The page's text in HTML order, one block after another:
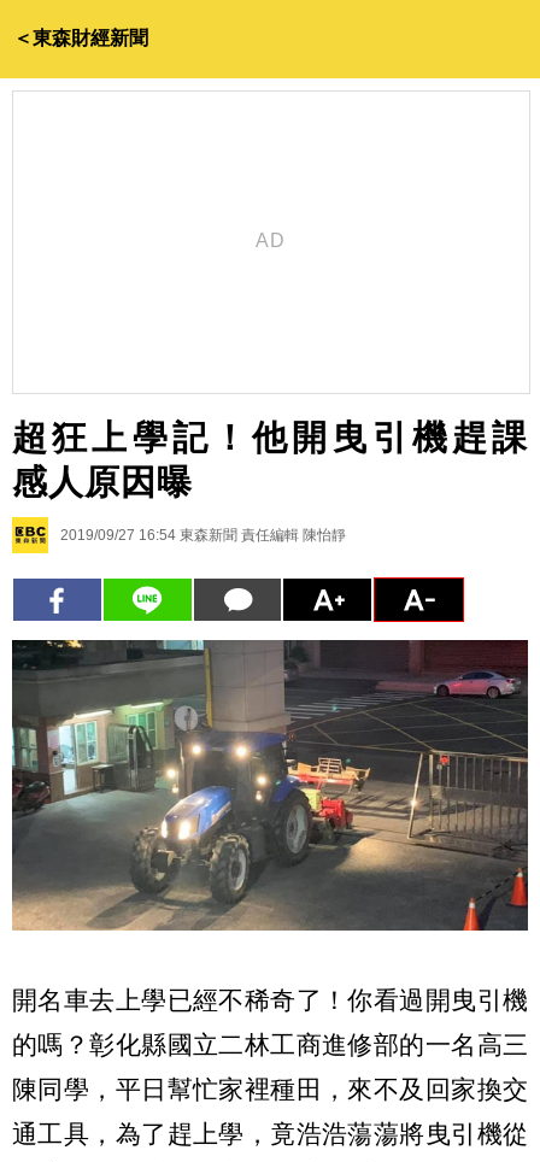
＜東森財經新聞
超狂上學記！他開曳引機趕課
感人原因曝
2019/09/27 16:54 東森新聞 責任編輯 陳怡靜
開名車去上學已經不稀奇了！你看過開曳引機
的嗎？彰化縣國立二林工商進修部的一名高三
陳同學，平日幫忙家裡種田，來不及回家換交
通工具，為了趕上學，竟浩浩蕩蕩將曳引機從